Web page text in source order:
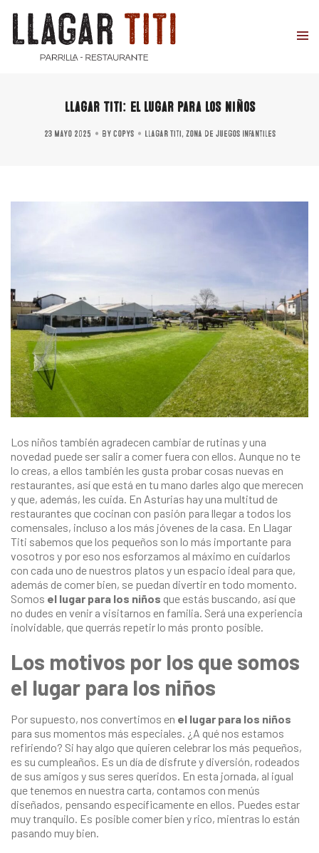
Llagar Titi: el lugar para los niños
23 mayo 2025 Bycopys Llagar Titi, Zona de Juegos Infantiles
Los niños también agradecen cambiar de rutinas y una
novedad puede ser salir a comer fuera con ellos. Aunque no te
lo creas, a ellos también les gusta probar cosas nuevas en
restaurantes, así que está en tu mano darles algo que merecen
y que, además, les cuida. En Asturias hay una multitud de
restaurantes que cocinan con pasión para llegar a todos los
comensales, incluso a los más jóvenes de la casa. En Llagar
Titi sabemos que los pequeños son lo más importante para
vosotros y por eso nos esforzamos al máximo en cuidarlos
con cada uno de nuestros platos y un espacio ideal para que,
además de comer bien, se puedan divertir en todo momento.
Somos el lugar para los niños que estás buscando, así que
no dudes en venir a visitarnos en familia. Será una experiencia
inolvidable, que querrás repetir lo más pronto posible.
Los motivos por los que somos
el lugar para los niños
Por supuesto, nos convertimos en el lugar para los niños
para sus momentos más especiales. ¿A qué nos estamos
refiriendo? Si hay algo que quieren celebrar los más pequeños,
es su cumpleaños. Es un día de disfrute y diversión, rodeados
de sus amigos y sus seres queridos. En esta jornada, al igual
que tenemos en nuestra carta, contamos con menús
diseñados, pensando específicamente en ellos. Puedes estar
muy tranquilo. Es posible comer bien y rico, mientras lo están
pasando muy bien.